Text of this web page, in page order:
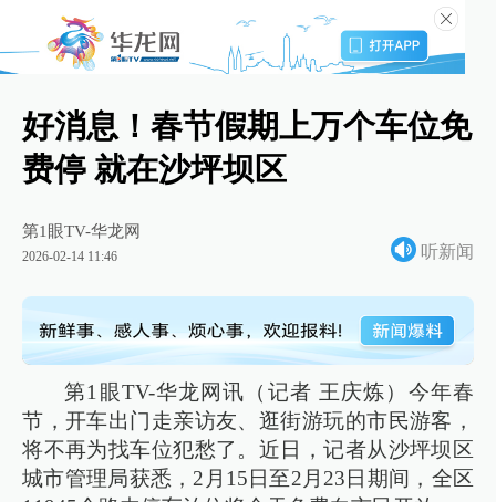
好消息！春节假期上万个车位免
费停 就在沙坪坝区
第1眼TV-华龙网
2026-02-14 11:46 听新闻
第1眼TV-华龙网讯（记者 王庆炼）今年春
节，开车出门走亲访友、逛街游玩的市民游客，
将不再为找车位犯愁了。近日，记者从沙坪坝区
城市管理局获悉，2月15日至2月23日期间，全区